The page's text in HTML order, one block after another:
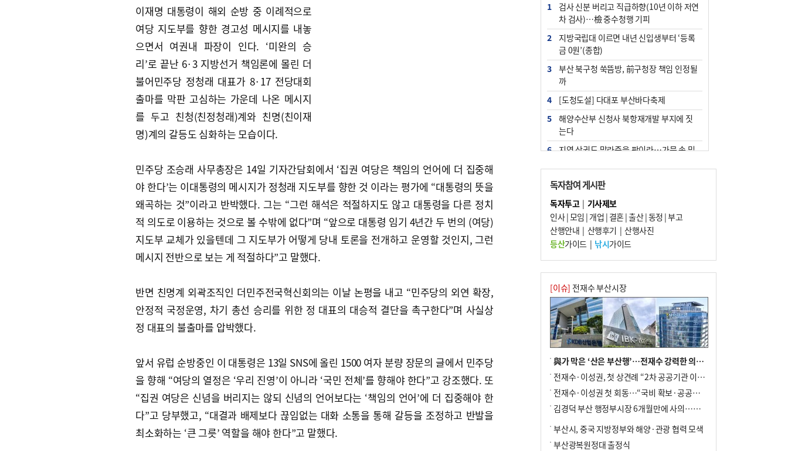
이재명 대통령이 해외 순방 중 이례적으로
여당 지도부를 향한 경고성 메시지를 내놓
으면서 여권내 파장이 인다. ‘미완의 승
리’로 끝난 6·3 지방선거 책임론에 몰린 더
불어민주당 정청래 대표가 8·17 전당대회
출마를 막판 고심하는 가운데 나온 메시지
를 두고 친청(친정청래)계와 친명(친이재
명)계의 갈등도 심화하는 모습이다.
민주당 조승래 사무총장은 14일 기자간담회에서 ‘집권 여당은 책임의 언어에 더 집중해
야 한다’는 이대통령의 메시지가 정청래 지도부를 향한 것 이라는 평가에 “대통령의 뜻을
왜곡하는 것”이라고 반박했다. 그는 “그런 해석은 적절하지도 않고 대통령을 다른 정치
적 의도로 이용하는 것으로 볼 수밖에 없다”며 “앞으로 대통령 임기 4년간 두 번의 (여당)
지도부 교체가 있을텐데 그 지도부가 어떻게 당내 토론을 전개하고 운영할 것인지, 그런
메시지 전반으로 보는 게 적절하다”고 말했다.
반면 친명계 외곽조직인 더민주전국혁신회의는 이날 논평을 내고 “민주당의 외연 확장,
안정적 국정운영, 차기 총선 승리를 위한 정 대표의 대승적 결단을 촉구한다”며 사실상
정 대표의 불출마를 압박했다.
앞서 유럽 순방중인 이 대통령은 13일 SNS에 올린 1500 여자 분량 장문의 글에서 민주당
을 향해 “여당의 열정은 ‘우리 진영’이 아니라 ‘국민 전체’를 향해야 한다”고 강조했다. 또
“집권 여당은 신념을 버리지는 않되 신념의 언어보다는 ‘책임의 언어’에 더 집중해야 한
다”고 당부했고, “대결과 배제보다 끊임없는 대화 소통을 통해 갈등을 조정하고 반발을
최소화하는 ‘큰 그릇’ 역할을 해야 한다”고 말했다.
1
검사 신분 버리고 직급하향(10년 이하 저연
차 검사)…檢 중수청행 기피
2
지방국립대 이르면 내년 신입생부터 ‘등록
금 0원’(종합)
3
부산 북구청 쑥뜸방, 前구청장 책임 인정될
까
4
[도청도설] 다대포 부산바다축제
5
해양수산부 신청사 북항재개발 부지에 짓
는다
6
지역 상권도 말라죽을 판이라…가뭄 속 밀
7
법원, 단차 논란 북항 복합환승센터 공사중
지 관련 현장검증
8
통영시민 추석 전 35만 원 받는다
9
부산 철강공장 50대 노동자 추락사
10 국힘 부산시당, ‘정이한 조력’ 시의원 윤리
위에…‘한동훈 지지’도 신고접수
독자참여 게시판
독자투고| 기사제보
인사|모임 | 개업 | 결혼|출산|동정 |부고
산행안내 | 산행후기 | 산행사진
등산가이드| 낚시가이드
[이슈] 전재수 부산시장
與가 막은 ‘산은 부산행’…전재수 강력한 의지 표명 없인 공염불
전재수·이성권, 첫 상견례 “2차 공공기관 이전 초당 협력”(종합)
전재수·이성권 첫 회동…“국비 확보·공공기관 이전 협력”
김경덕 부산 행정부시장 6개월만에 사의…후임 인선 촉각
부산시, 중국 지방정부와 해양·관광 협력 모색
부산광복원정대 출정식